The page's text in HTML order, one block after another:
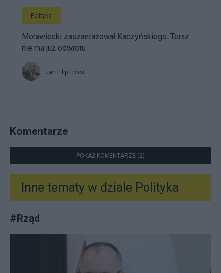
Polityka
Morawiecki zaszantażował Kaczyńskiego. Teraz
nie ma już odwrotu
Jan Filip Libicki
Komentarze
POKAŻ KOMENTARZE (2)
Inne tematy w dziale Polityka
#Rząd